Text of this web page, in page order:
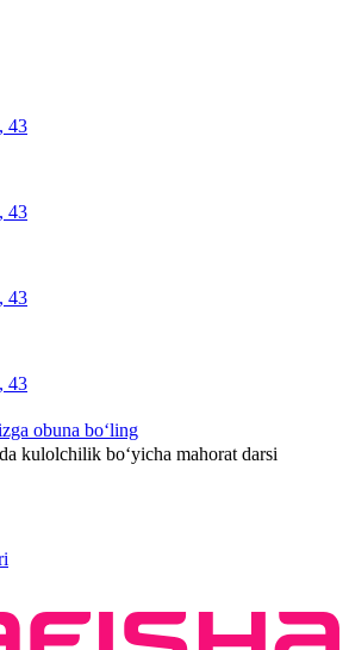
43
43
43
43
obuna bo‘ling
kulolchilik boʻyicha mahorat darsi